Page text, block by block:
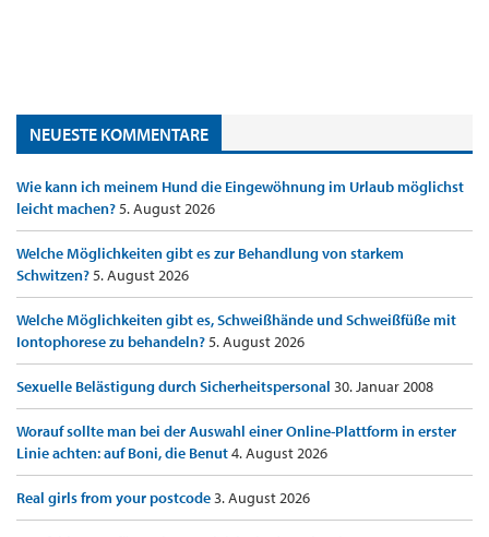
NEUESTE KOMMENTARE
Wie kann ich meinem Hund die Eingewöhnung im Urlaub möglichst
leicht machen?5. August 2026
Welche Möglichkeiten gibt es zur Behandlung von starkem
Schwitzen?5. August 2026
Welche Möglichkeiten gibt es, Schweißhände und Schweißfüße mit
Iontophorese zu behandeln?5. August 2026
Sexuelle Belästigung durch Sicherheitspersonal 30. Januar 2008
Worauf sollte man bei der Auswahl einer Online-Plattform in erster
Linie achten: auf Boni, die Benut4. August 2026
Real girls from your postcode3. August 2026